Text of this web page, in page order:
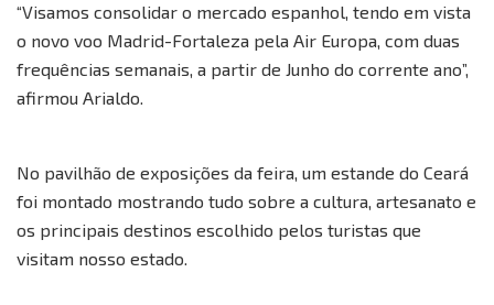
“Visamos consolidar o mercado espanhol, tendo em vista
o novo voo Madrid-Fortaleza pela Air Europa, com duas
frequências semanais, a partir de Junho do corrente ano”,
afirmou Arialdo.
No pavilhão de exposições da feira, um estande do Ceará
foi montado mostrando tudo sobre a cultura, artesanato e
os principais destinos escolhido pelos turistas que
visitam nosso estado.